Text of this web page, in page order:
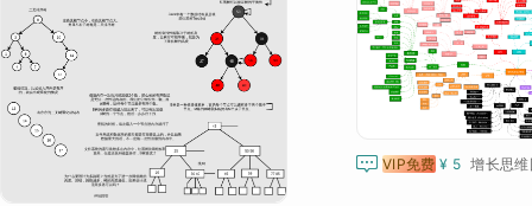
 VIP免费 ¥ 5 增长思